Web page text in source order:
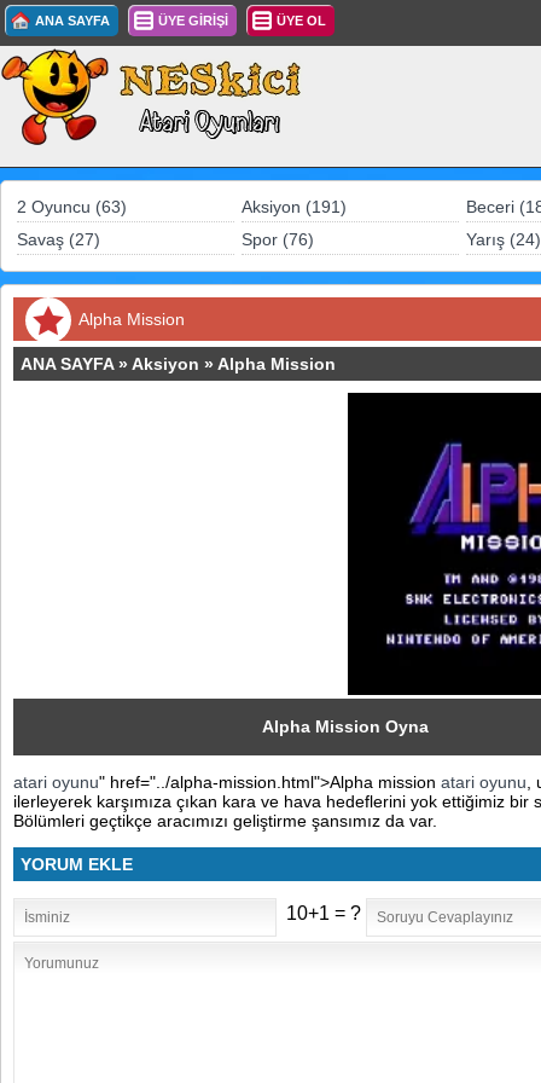
ANA SAYFA ÜYE GİRİŞİ ÜYE OL
Pinterest
2 Oyuncu (63) Aksiyon (191)
Beceri
Savaş (27)
Spor (76) Yarış (24)
Alpha Mission
ANA SAYFA» Aksiyon » Alpha Mission
Alpha Mission Oyna
atari oyunu" href="../alpha-mission.html">Alpha mission atari oyunu
ilerleyerek karşımıza çıkan kara ve hava hedeflerini yok ettiğimiz bir
Bölümleri geçtikçe aracımızı geliştirme şansımız da var.
YORUM EKLE
10+1 = ?